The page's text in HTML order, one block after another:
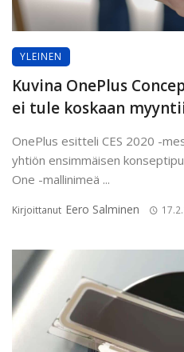
YLEINEN
Kuvina OnePlus
ei tule koskaan
OnePlus esitteli CES 2020 -
yhtiön ensimmäisen
One -mallinimeä ...
Kirjoittanut Eero Salminen